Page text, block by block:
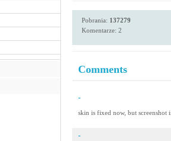
Pobrania: 137279
Komentarze: 2
Comments
-
skin is fixed now, but
-